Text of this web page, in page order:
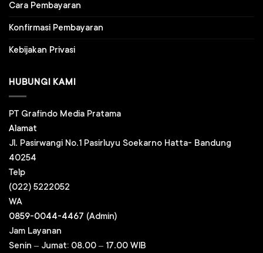
Cara Pembayaran
Konfirmasi Pembayaran
Kebijakan Privasi
HUBUNGI KAMI
PT Grafindo Media Pratama
Alamat
Jl. Pasirwangi No.1 Pasirluyu Soekarno Hatta- Bandung
40254
Telp
(022) 5222052
WA
0859-0044-4467 (Admin)
Jam Layanan
Senin – Jumat: 08.00 – 17.00 WIB